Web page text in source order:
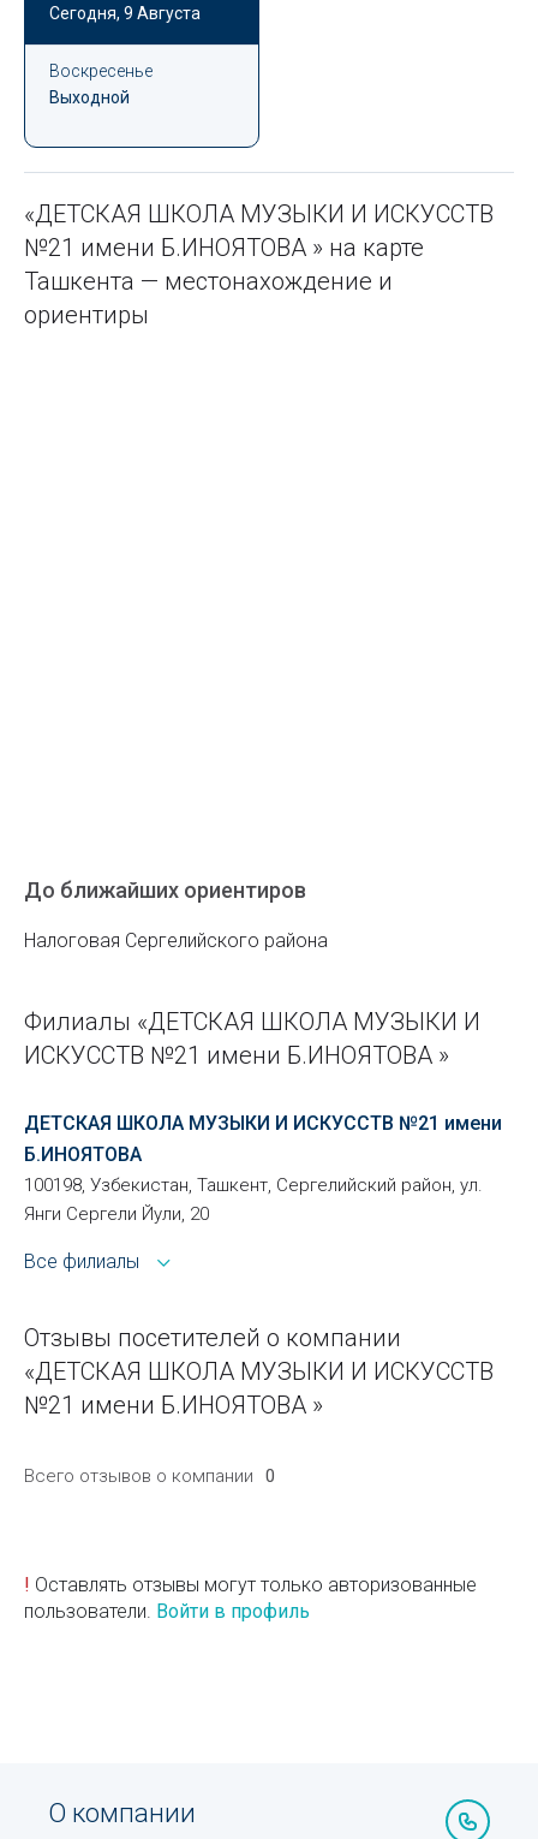
Сегодня, 9 Августа
Воскресенье
Выходной
«ДЕТСКАЯ ШКОЛА МУЗЫКИ И ИСКУССТВ
№21 имени Б.ИНОЯТОВА » на карте
Ташкента — местонахождение и
ориентиры
До ближайших ориентиров
Налоговая Сергелийского района
Филиалы «ДЕТСКАЯ ШКОЛА МУЗЫКИ И
ИСКУССТВ №21 имени Б.ИНОЯТОВА »
ДЕТСКАЯ ШКОЛА МУЗЫКИ И ИСКУССТВ №21 имени
Б.ИНОЯТОВА
100198, Узбекистан, Ташкент, Сергелийский район, ул.
Янги Сергели Йули, 20
Все филиалы
Отзывы посетителей о компании
«ДЕТСКАЯ ШКОЛА МУЗЫКИ И ИСКУССТВ
№21 имени Б.ИНОЯТОВА »
Всего отзывов о компании 0
! Оставлять отзывы могут только авторизованные
пользователи. Войти в профиль
О компании